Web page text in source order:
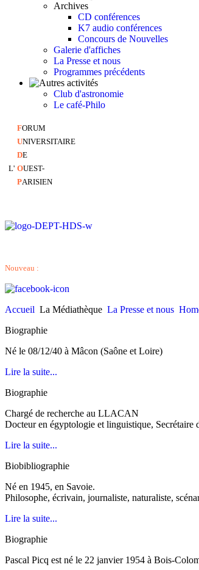
Archives
CD conférences
K7 audio conférences
Concours de Nouvelles
Galerie d'affiches
La Presse et nous
Programmes précédents
Club d'astronomie
Le café-Philo
FORUM
UNIVERSITAIRE
DE
L' OUEST-
PARISIEN
Nouveau :
Accueil La Médiathèque La Presse et nous
Biographie
Né le 08/12/40 à Mâcon (Saône et Loire)
Lire la suite...
Biographie
Chargé de recherche au LLACAN
Docteur en égyptologie et linguistique, Secrétaire
Lire la suite...
Biobibliographie
Né en 1945, en Savoie.
Philosophe, écrivain, journaliste, naturaliste,
Lire la suite...
Biographie
Pascal Picq est né le 22 janvier 1954 à Bois-